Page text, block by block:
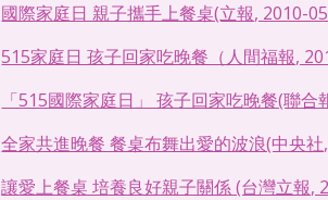
國際家庭日 親子攜手上餐桌(立報, 2010-
515家庭日 孩子回家吃晚餐（人間福報,
「515國際家庭日」 孩子回家吃晚餐(聯合
全家共進晚餐 餐桌布舞出愛的波浪(中央
讓愛上餐桌 培養良好親子關係 (台灣立報,